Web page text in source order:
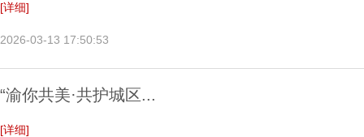
[详细]
2026-03-13 17:50:53
“渝你共美·共护城区...
[详细]